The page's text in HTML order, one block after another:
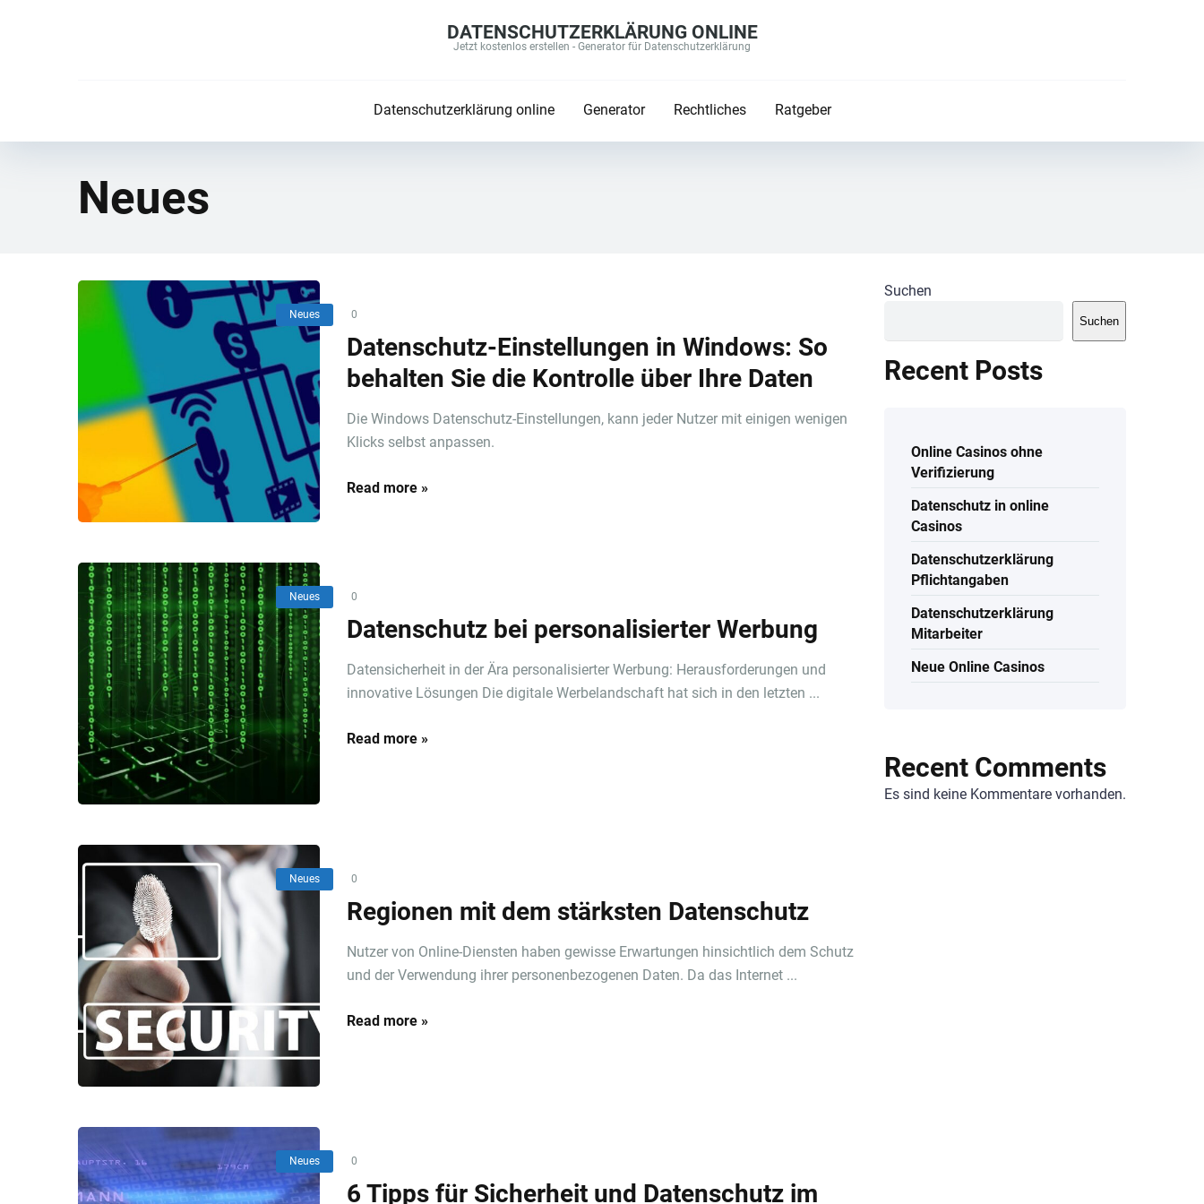
DATENSCHUTZERKLÄRUNG ONLINE
Jetzt kostenlos erstellen - Generator für Datenschutzerklärung
Datenschutzerklärung online Generator Rechtliches Ratgeber
Neues
Neues 0
Datenschutz-Einstellungen in Windows: So
behalten Sie die Kontrolle über Ihre Daten
Die Windows Datenschutz-Einstellungen, kann jeder Nutzer mit einigen wenigen
Klicks selbst anpassen.
Read more »
Neues 0
Datenschutz bei personalisierter Werbung
Datensicherheit in der Ära personalisierter Werbung: Herausforderungen und
innovative Lösungen Die digitale Werbelandschaft hat sich in den letzten ...
Read more »
Neues 0
Regionen mit dem stärksten Datenschutz
Nutzer von Online-Diensten haben gewisse Erwartungen hinsichtlich dem Schutz
und der Verwendung ihrer personenbezogenen Daten. Da das Internet ...
Read more »
Neues 0
6 Tipps für Sicherheit und Datenschutz im
Suchen
Suchen
Recent Posts
Online Casinos ohne
Verifizierung
Datenschutz in online
Casinos
Datenschutzerklärung
Pflichtangaben
Datenschutzerklärung
Mitarbeiter
Neue Online Casinos
Recent Comments
Es sind keine Kommentare vorhanden.